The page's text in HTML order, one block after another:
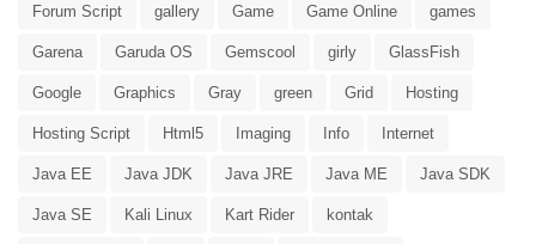
Forum Script gallery Game Game Online games
Garena Garuda OS Gemscool girly GlassFish
Google Graphics Gray green Grid Hosting
Hosting Script Html5 Imaging Info Internet
Java EE Java JDK Java JRE Java ME Java SDK
Java SE Kali Linux Kart Rider kontak